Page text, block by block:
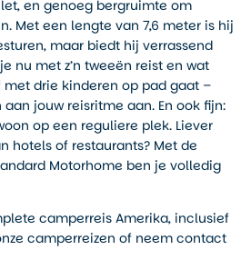
en genoeg bergruimte om
Met een lengte van 7,6 meter is hij
maar biedt hij verrassend
nu met z’n tweeën reist en wat
drie kinderen op pad gaat –
jouw reisritme aan. En ook fijn:
op een reguliere plek. Liever
hotels of restaurants? Met de
Motorhome ben je volledig
camperreis Amerika, inclusief
camperreizen of neem contact